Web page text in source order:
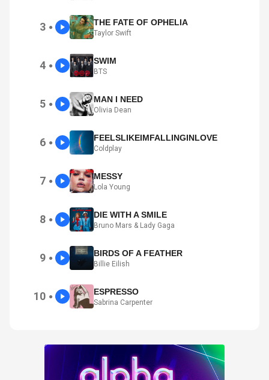
3 ● THE FATE OF OPHELIA
Taylor Swift
4 ● SWIM
BTS
5 ● MAN I NEED
Olivia Dean
6 ● FEELSLIKEIMFALLINGINLOVE
Coldplay
7 ● MESSY
Lola Young
8 ● DIE WITH A SMILE
Bruno Mars & Lady Gaga
9 ● BIRDS OF A FEATHER
Billie Eilish
10 ● ESPRESSO
Sabrina Carpenter